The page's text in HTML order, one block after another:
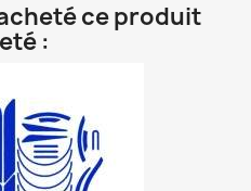
ce produit
: